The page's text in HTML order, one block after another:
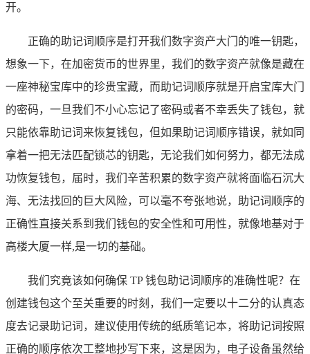
开。
正确的助记词顺序是打开我们数字资产大门的唯一钥匙，
想象一下，在加密货币的世界里，我们的数字资产就像是藏在
一座神秘宝库中的珍贵宝藏，而助记词顺序就是开启宝库大门
的密码，一旦我们不小心忘记了密码或者不幸丢失了钱包，就
只能依靠助记词来恢复钱包，但如果助记词顺序错误，就如同
拿着一把无法匹配锁芯的钥匙，无论我们如何努力，都无法成
功恢复钱包，届时，我们辛苦积累的数字资产就将面临石沉大
海、无法找回的巨大风险，可以毫不夸张地说，助记词顺序的
正确性直接关系到我们钱包的安全性和可用性，就像地基对于
高楼大厦一样,是一切的基础。
我们究竟该如何确保 TP 钱包助记词顺序的准确性呢？在
创建钱包这个至关重要的时刻，我们一定要以十二分的认真态
度去记录助记词，建议使用传统的纸质笔记本，将助记词按照
正确的顺序依次工整地抄写下来，这是因为，电子设备虽然给